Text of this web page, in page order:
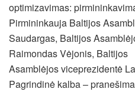
optimizavimas:
Pirmininkauja Baltijos
Saudargas, Baltijos
Raimondas Vėjonis, Baltijos
Asamblėjos viceprezidentė
Pagrindinė kalba –